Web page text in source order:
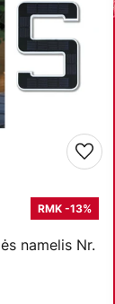
namelis Nr.
RMK -13%